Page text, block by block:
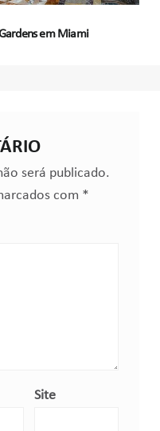
em Miami
será publicado.
com *
Site